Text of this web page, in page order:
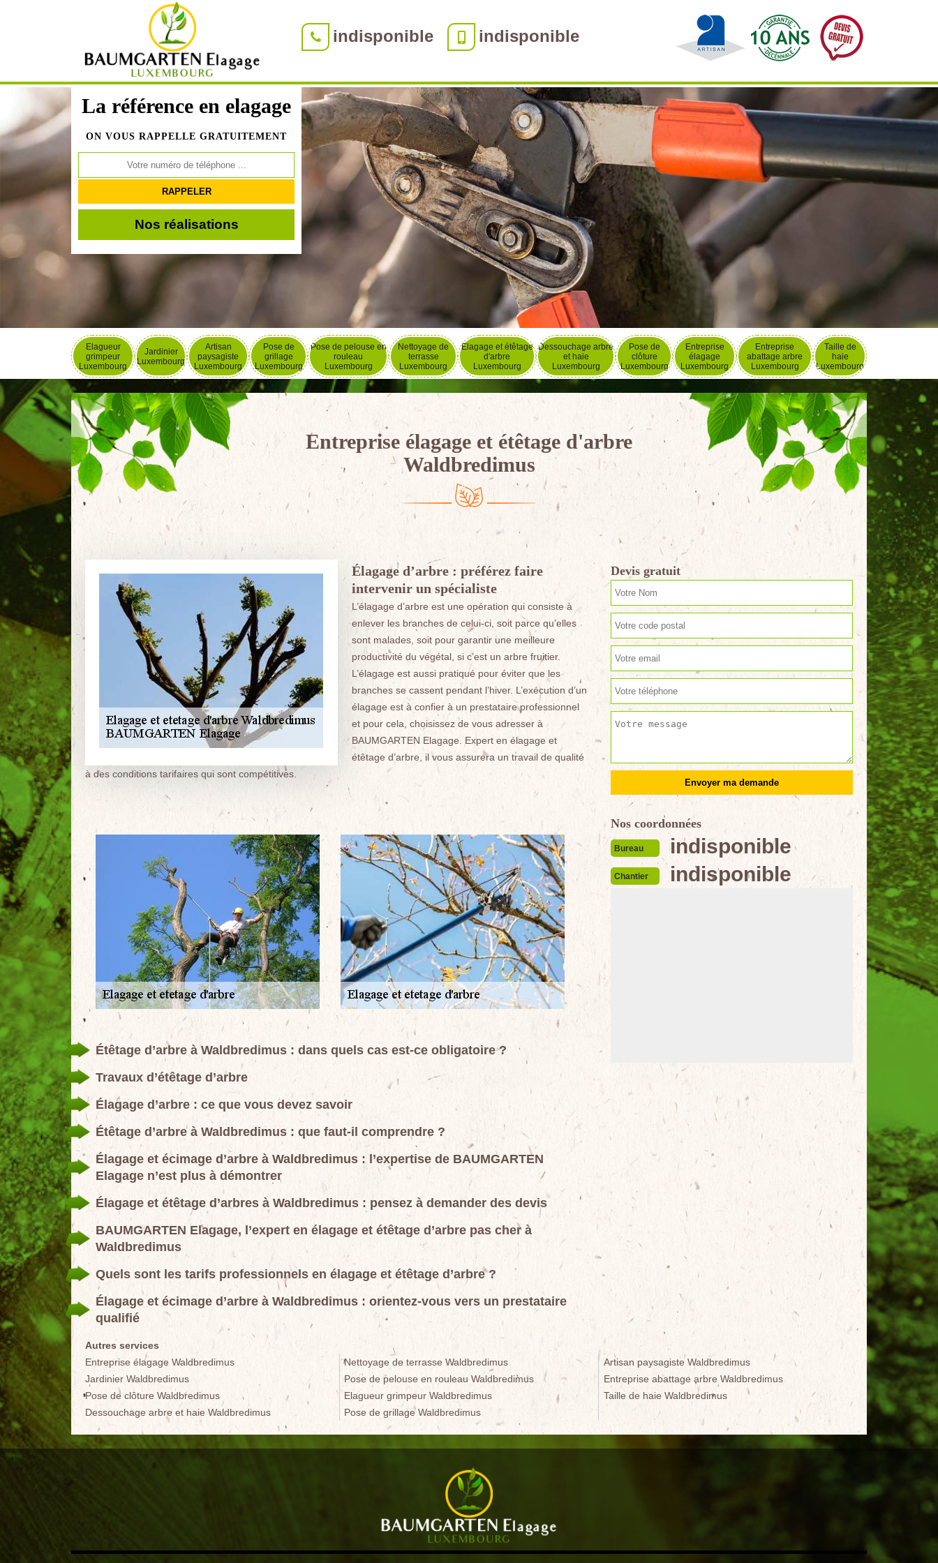
indisponible indisponible
La référence en elagage
ON VOUS RAPPELLE GRATUITEMENT
Nos réalisations
Elagueur
grimpeur
Luxembourg
Jardinier
Luxembourg
Artisan
paysagiste
Luxembourg
Pose de
grillage
Luxembourg
Pose de pelouse en
rouleau
Luxembourg
Nettoyage de
terrasse
Luxembourg
Elagage et étêtage
d'arbre
Luxembourg
Dessouchage arbre
et haie
Luxembourg
Pose de
clôture
Luxembourg
Entreprise
élagage
Luxembourg
Entreprise
abattage arbre
Luxembourg
Taille de
haie
Luxembourg
Entreprise élagage et étêtage d'arbre
Waldbredimus
Élagage d’arbre : préférez faire
intervenir un spécialiste
L’élagage d’arbre est une opération qui consiste à
enlever les branches de celui-ci, soit parce qu’elles
sont malades, soit pour garantir une meilleure
productivité du végétal, si c’est un arbre fruitier.
L’élagage est aussi pratiqué pour éviter que les
branches se cassent pendant l’hiver. L’exécution d’un
élagage est à confier à un prestataire professionnel
et pour cela, choisissez de vous adresser à
BAUMGARTEN Elagage. Expert en élagage et
étêtage d’arbre, il vous assurera un travail de qualité
à des conditions tarifaires qui sont compétitives.
Étêtage d’arbre à Waldbredimus : dans quels cas est-ce obligatoire ?
Travaux d’étêtage d’arbre
Élagage d’arbre : ce que vous devez savoir
Étêtage d’arbre à Waldbredimus : que faut-il comprendre ?
Élagage et écimage d’arbre à Waldbredimus : l’expertise de BAUMGARTEN
Elagage n’est plus à démontrer
Élagage et étêtage d’arbres à Waldbredimus : pensez à demander des devis
BAUMGARTEN Elagage, l’expert en élagage et étêtage d’arbre pas cher à
Waldbredimus
Quels sont les tarifs professionnels en élagage et étêtage d’arbre ?
Élagage et écimage d’arbre à Waldbredimus : orientez-vous vers un prestataire
qualifié
Devis gratuit
Nos coordonnées
Bureau indisponible
Chantier indisponible
Autres services
Entreprise élagage Waldbredimus
Jardinier Waldbredimus
Pose de clôture Waldbredimus
Dessouchage arbre et haie Waldbredimus
Nettoyage de terrasse Waldbredimus
Pose de pelouse en rouleau Waldbredimus
Elagueur grimpeur Waldbredimus
Pose de grillage Waldbredimus
Artisan paysagiste Waldbredimus
Entreprise abattage arbre Waldbredimus
Taille de haie Waldbredimus